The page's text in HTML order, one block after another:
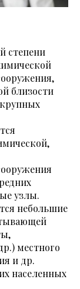
степени
близости
узлы.
небольшие
местного
и др.
населенных